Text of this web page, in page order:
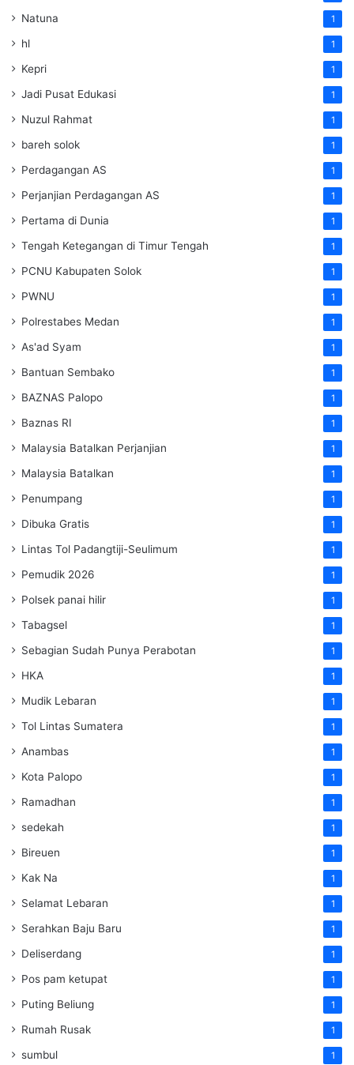
Natuna 1
hl 1
Kepri 1
Jadi Pusat Edukasi 1
Nuzul Rahmat 1
bareh solok 1
Perdagangan AS 1
Perjanjian Perdagangan AS 1
Pertama di Dunia 1
Tengah Ketegangan di Timur Tengah 1
PCNU Kabupaten Solok 1
PWNU 1
Polrestabes Medan 1
As'ad Syam 1
Bantuan Sembako 1
BAZNAS Palopo 1
Baznas RI 1
Malaysia Batalkan Perjanjian 1
Malaysia Batalkan 1
Penumpang 1
Dibuka Gratis 1
Lintas Tol Padangtiji-Seulimum 1
Pemudik 2026 1
Polsek panai hilir 1
Tabagsel 1
Sebagian Sudah Punya Perabotan 1
HKA 1
Mudik Lebaran 1
Tol Lintas Sumatera 1
Anambas 1
Kota Palopo 1
Ramadhan 1
sedekah 1
Bireuen 1
Kak Na 1
Selamat Lebaran 1
Serahkan Baju Baru 1
Deliserdang 1
Pos pam ketupat 1
Puting Beliung 1
Rumah Rusak 1
sumbul 1